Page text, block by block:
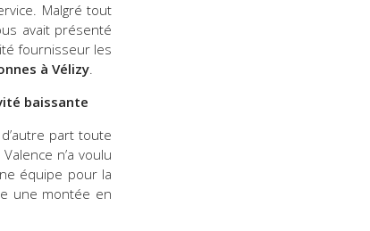
Malgré tout
avait présenté
fournisseur les
à Vélizy.
baissante
part toute
n’a voulu
équipe pour la
une montée en